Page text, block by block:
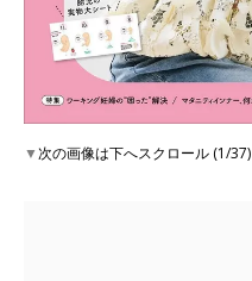
▼次の画像は下へスクロール (1/37)